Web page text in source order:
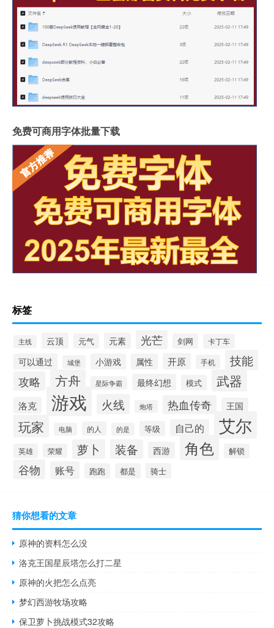
免费可商用字体批量下载
标签
主线 云顶 元气 元素 光芒 剑网 卡丁车
可以通过 城堡 小游戏 属性 开原 手机 技能
攻略 方舟 星际争霸 最终幻想 模式 武器
洛克 游戏 火线 炮塔 热血传奇 王国
玩家 电脑 的人 的是 等级 自己的 艾尔
英雄 荣耀 萝卜 装备 西游 角色 解锁
谷物 账号 跑跑 都是 骑士
猜你想看的文章
原神的资料怎么没
洛克王国星辰塔怎么打二星
原神的火把怎么点亮
梦幻西游牧场攻略
保卫萝卜挑战模式32攻略